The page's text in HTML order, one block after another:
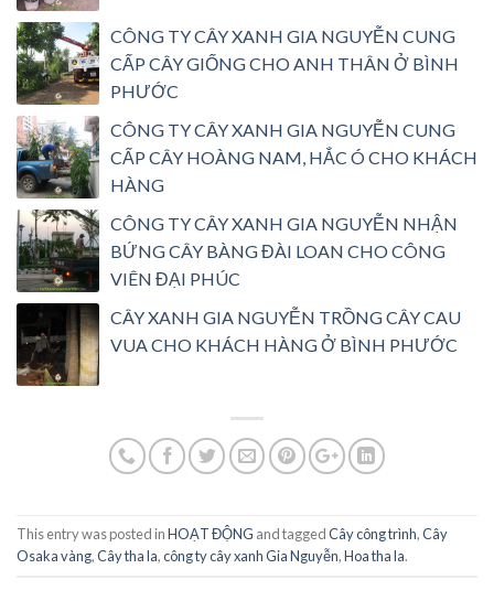
CÔNG TY CÂY XANH GIA NGUYỄN CUNG
CẤP CÂY GIỐNG CHO ANH THÂN Ở BÌNH
PHƯỚC
CÔNG TY CÂY XANH GIA NGUYỄN CUNG
CẤP CÂY HOÀNG NAM, HẮC Ó CHO KHÁCH
HÀNG
CÔNG TY CÂY XANH GIA NGUYỄN NHẬN
BỨNG CÂY BÀNG ĐÀI LOAN CHO CÔNG
VIÊN ĐẠI PHÚC
CÂY XANH GIA NGUYỄN TRỒNG CÂY CAU
VUA CHO KHÁCH HÀNG Ở BÌNH PHƯỚC
This entry was posted inHOẠT ĐỘNG and taggedCây công trình,Cây
Osaka vàng,Cây tha la,công ty cây xanh Gia Nguyễn,Hoa tha la.